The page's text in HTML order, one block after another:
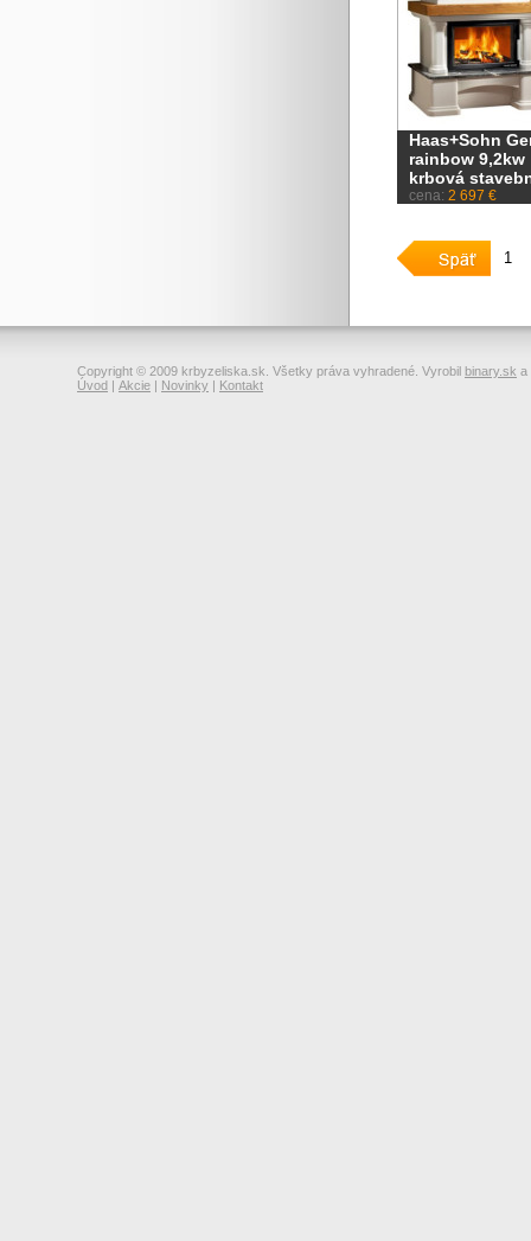
Haas+Sohn
rainbow 9,2kw
krbová
cena: 2 697 €
1
Copyright © 2009 krbyzeliska.sk. Všetky práva vyhradené. Vyrobil binary.sk a
Úvod | Akcie | Novinky | Kontakt